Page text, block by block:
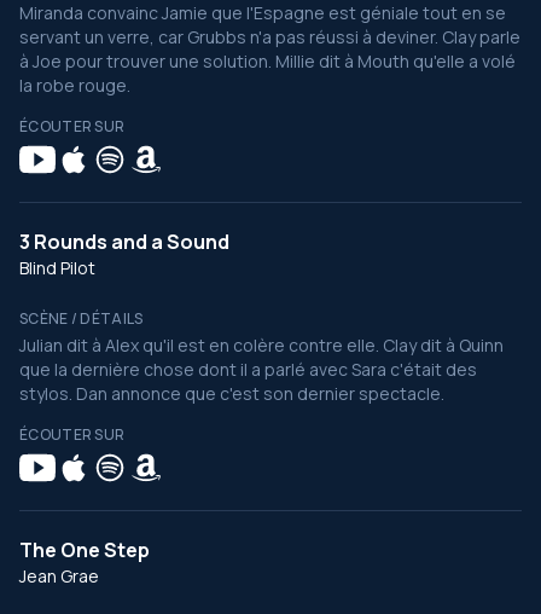
Miranda convainc Jamie que l'Espagne est géniale tout en se
servant un verre, car Grubbs n'a pas réussi à deviner. Clay parle
à Joe pour trouver une solution. Millie dit à Mouth qu'elle a volé
la robe rouge.
ÉCOUTER SUR
3 Rounds and a Sound
Blind Pilot
SCÈNE / DÉTAILS
Julian dit à Alex qu'il est en colère contre elle. Clay dit à Quinn
que la dernière chose dont il a parlé avec Sara c'était des
stylos. Dan annonce que c'est son dernier spectacle.
ÉCOUTER SUR
The One Step
Jean Grae